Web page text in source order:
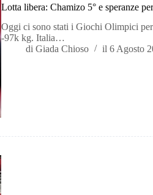
Lotta libera: Chamizo 5° e speranze
Oggi ci sono stati i Giochi Olimpici
-97k kg. Italia…
di Giada Chioso il 6 Agosto